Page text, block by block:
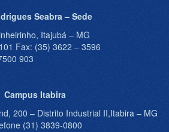
Seabra – Sede
Itajubá – MG
Fax: (35) 3622 – 3596
903
Campus Itabira
200 – Distrito Industrial II,Itabira – MG
(31) 3839-0800